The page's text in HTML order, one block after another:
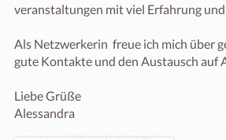
veranstaltungen mit viel Erfahrung
Als Netzwerkerin  freue ich mich über
gute Kontakte und den Austausch auf
Liebe Grüße
Alessandra